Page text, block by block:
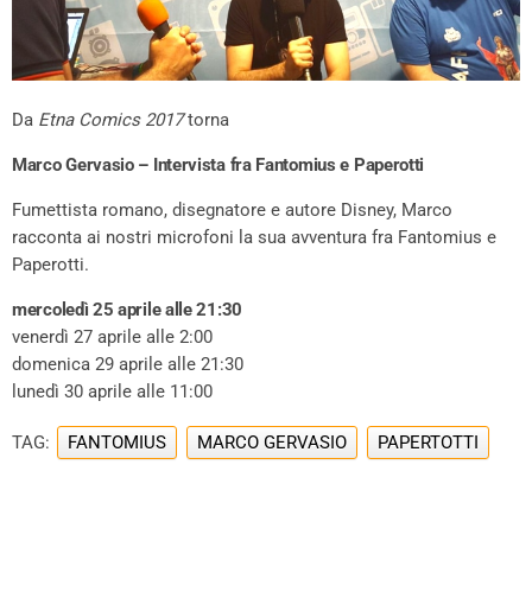
Da Etna Comics 2017torna
Marco Gervasio – Intervista fra Fantomius e Paperotti
Fumettista romano, disegnatore e autore Disney, Marco
racconta ai nostri microfoni la sua avventura fra Fantomius e
Paperotti.
mercoledì 25 aprile alle 21:30
venerdì 27 aprile alle 2:00
domenica 29 aprile alle 21:30
lunedì 30 aprile alle 11:00
TAG: FANTOMIUS MARCO GERVASIO PAPERTOTTI